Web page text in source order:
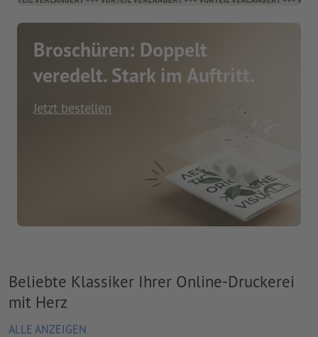
Broschüren: Doppelt
veredelt. Stark im Auftritt.
Jetzt bestellen
Beliebte Klassiker Ihrer Online-Druckerei
mit Herz
ALLE ANZEIGEN